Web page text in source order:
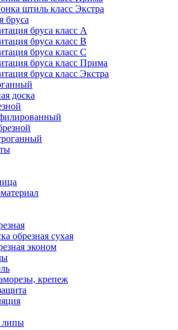
штиль класс Экстра
бруса
бруса класс А
бруса класс B
бруса класс C
бруса класс Прима
бруса класс Экстра
доска
обрезная сухая
эконом
крепеж
липы